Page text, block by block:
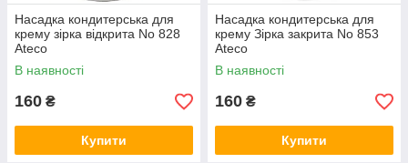
Насадка кондитерська для
крему зірка відкрита No 828
Ateco
В наявності
160 ₴
Купити
Насадка кондитерська для
крему Зірка закрита No 853
Ateco
В наявності
160 ₴
Купити